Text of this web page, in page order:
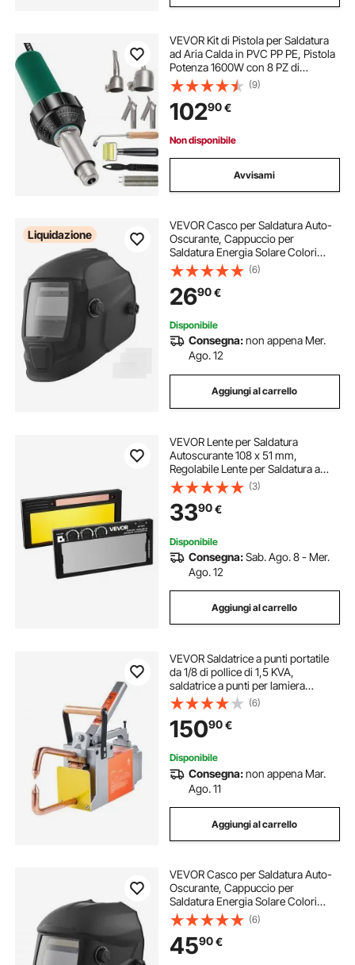
VEVOR Kit di Pistola per Saldatura
ad Aria Calda in PVC PP PE, Pistola
Potenza 1600W con 8 PZ di
Accessori inclusi 4 Ugelli di
Sostituzione, Adatto per Pavimenti
in Plastica PVC, Tubo, Bagno
Galvanico
(9)
10290€
Non disponibile
Avvisami
Liquidazione
VEVOR Casco per Saldatura Auto-
Oscurante, Cappuccio per
Saldatura Energia Solare Colori
Reali da 93 x 43 mm, 2 Sensori ad
Arco, Tonalità 4/9-13 per Molatura
TIG MIG ARC, Nero Opaco
(6)
2690€
Disponibile
Consegna:non appena Mer.
Ago. 12
Aggiungi al carrello
VEVOR Lente per Saldatura
Autoscurante 108 x 51 mm,
Regolabile Lente per Saldatura a
Colori Reali con Gradazione 5-13 e
Doppi Sensori ad Arco, per
Maggior Parte dei Caschi per TIG,
MIG, MMA
(3)
3390€
Disponibile
Consegna:Sab. Ago. 8 - Mer.
Ago. 12
Aggiungi al carrello
VEVOR Saldatrice a punti portatile
da 1/8 di pollice di 1,5 KVA,
saldatrice a punti per lamiera
metallica con punta di saldatura
portatile per acciaio al carbonio,
acciaio inossidabile
(6)
15090€
Disponibile
Consegna:non appena Mar.
Ago. 11
Aggiungi al carrello
VEVOR Casco per Saldatura Auto-
Oscurante, Cappuccio per
Saldatura Energia Solare Colori
Reali da 100 x 80 mm, 4 Sensori ad
Arco, Tonalità 4/5-9/9-13 per
Rettifica TIG MIG ARC, Serie METIS
(6)
4590€